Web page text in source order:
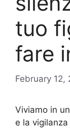
tuo
fare
February 12,
Viviamo in
e la